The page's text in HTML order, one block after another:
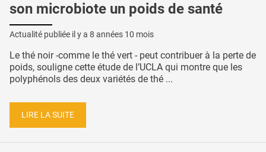
son microbiote un poids de santé
Actualité publiée il y a 8 années 10 mois
Le thé noir -comme le thé vert - peut contribuer à la perte de
poids, souligne cette étude de l’UCLA qui montre que les
polyphénols des deux variétés de thé ...
LIRE LA SUITE